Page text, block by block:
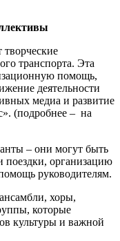
транспорта. Эта
помощь,
деятельности
медиа и развитие
(подробнее – на
– они могут быть
организацию
руководителям.
хоры,
которые
культуры и важной